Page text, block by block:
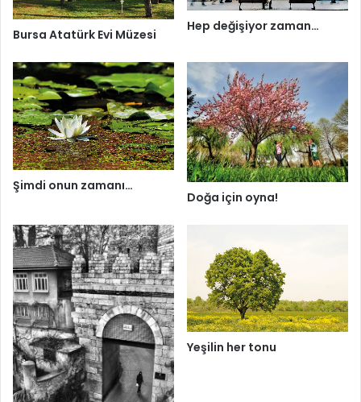
Bursa Atatürk Evi Müzesi
Hep değişiyor zaman…
Şimdi onun zamanı…
Doğa için oyna!
Yeşilin her tonu